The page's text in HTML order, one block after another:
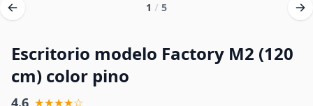
1 / 5
Escritorio modelo Factory M2 (120
cm) color pino
4.6 ★★★★☆